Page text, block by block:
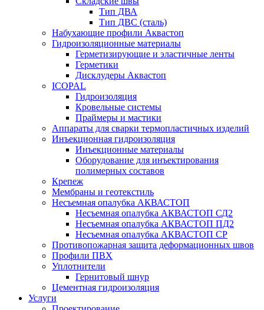
Тип ДВА
Тип ДВС (сталь)
Набухающие профили Аквастоп
Гидроизоляционные материалы
Герметизирующие и эластичные ленты
Герметики
Дисклудеры Аквастоп
ICOPAL
Гидроизоляция
Кровельные системы
Праймеры и мастики
Аппараты для сварки термопластичных изделий
Инъекционная гидроизоляция
Инъекционные материалы
Оборудование для инъектирования
полимерных составов
Крепеж
Мембраны и геотекстиль
Несъемная опалубка АКВАСТОП
Несъемная опалубка АКВАСТОП СД2
Несъемная опалубка АКВАСТОП ПД2
Несъемная опалубка АКВАСТОП СР
Противопожарная защита деформационных швов
Профили ПВХ
Уплотнители
Гернитовый шнур
Цементная гидроизоляция
Услуги